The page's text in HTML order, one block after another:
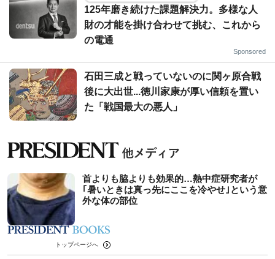
125年磨き続けた課題解決力。多様な人
財の才能を掛け合わせて挑む、これから
の電通
Sponsored
石田三成と戦っていないのに関ヶ原合戦
後に大出世...徳川家康が厚い信頼を置い
た「戦国最大の悪人」
首よりも脇よりも効果的…熱中症研究者が
｢暑いときは真っ先にここを冷やせ｣という意
外な体の部位
トップページへ